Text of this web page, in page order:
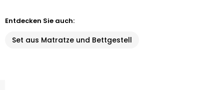
Entdecken Sie auch:
Set aus Matratze und Bettgestell